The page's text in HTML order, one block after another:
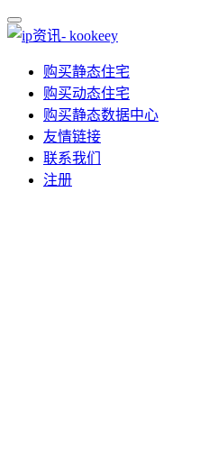
购买静态住宅
购买动态住宅
购买静态数据中心
友情链接
联系我们
注册